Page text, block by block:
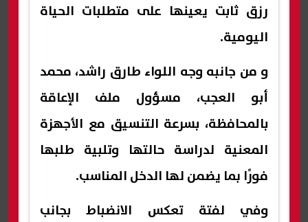
رزق ثابت يعينها على متطلبات الحياة
اليومية.
و من جانبه وجه اللواء طارق راشد، محمد
أبو العجب، مسؤول ملف الإعاقة
بالمحافظة، بسرعة التنسيق مع الأجهزة
المعنية لدراسة حالتها وتلبية طلبها
فورًا بما يضمن لها الدخل المناسب.
وفي لفتة تعكس الانضباط بجانب